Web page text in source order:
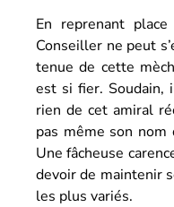
En reprenant
Conseiller ne peut
tenue de cette
est si fier. Soudain,
rien de cet amiral
pas même son nom
Une fâcheuse
devoir de maintenir
les plus variés.